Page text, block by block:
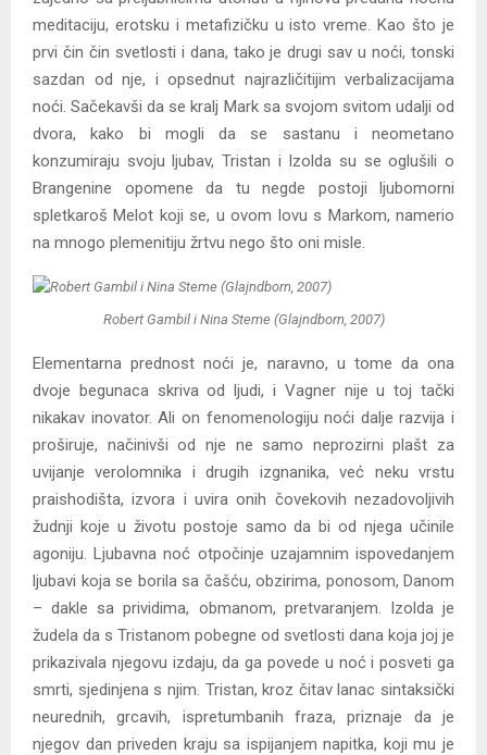
meditaciju, erotsku i metafizičku u isto vreme. Kao što je
prvi čin čin svetlosti i dana, tako je drugi sav u noći, tonski
sazdan od nje, i opsednut najrazličitijim verbalizacijama
noći. Sačekavši da se kralj Mark sa svojom svitom udalji od
dvora, kako bi mogli da se sastanu i neometano
konzumiraju svoju ljubav, Tristan i Izolda su se oglušili o
Brangenine opomene da tu negde postoji ljubomorni
spletkaroš Melot koji se, u ovom lovu s Markom, namerio
na mnogo plemenitiju žrtvu nego što oni misle.
Robert Gambil i Nina Steme (Glajndborn, 2007)
Elementarna prednost noći je, naravno, u tome da ona
dvoje begunaca skriva od ljudi, i Vagner nije u toj tački
nikakav inovator. Ali on fenomenologiju noći dalje razvija i
proširuje, načinivši od nje ne samo neprozirni plašt za
uvijanje verolomnika i drugih izgnanika, već neku vrstu
praishodišta, izvora i uvira onih čovekovih nezadovoljivih
žudnji koje u životu postoje samo da bi od njega učinile
agoniju. Ljubavna noć otpočinje uzajamnim ispovedanjem
ljubavi koja se borila sa čašću, obzirima, ponosom, Danom
– dakle sa prividima, obmanom, pretvaranjem. Izolda je
žudela da s Tristanom pobegne od svetlosti dana koja joj je
prikazivala njegovu izdaju, da ga povede u noć i posveti ga
smrti, sjedinjena s njim. Tristan, kroz čitav lanac sintaksički
neurednih, grcavih, ispretumbanih fraza, priznaje da je
njegov dan priveden kraju sa ispijanjem napitka, koji mu je